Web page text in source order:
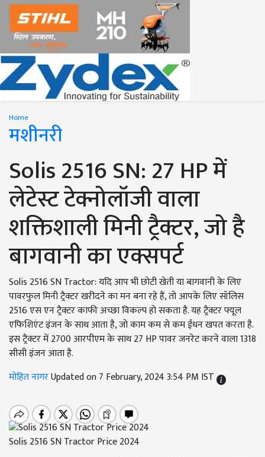
Home
मशीनरी
Solis 2516 SN: 27 HP में
लेटेस्ट टेक्नोलॉजी वाला
शक्तिशाली मिनी ट्रैक्टर, जो है
बागवानी का एक्सपर्ट
Solis 2516 SN Tractor: यदि आप भी छोटी खेती या बागवानी के लिए
पावरफुल मिनी ट्रैक्टर खरीदने का मन बना रहे हैं, तो आपके लिए सॉलिस
2516 एस एन ट्रैक्टर काफी अच्छा विकल्प हो सकता है. यह ट्रैक्टर फ्यूल
एफिशिएंट इंजन के साथ आता है, जो काम कम से कम ईंधन खपत करता है.
इस ट्रैक्टर में 2700 आरपीएम के साथ 27 HP पावर जनरेट करने वाला 1318
सीसी इंजन आता है.
मोहित नागरUpdated on 7 February, 2024 3:54 PM IST
Solis 2516 SN Tractor Price 2024